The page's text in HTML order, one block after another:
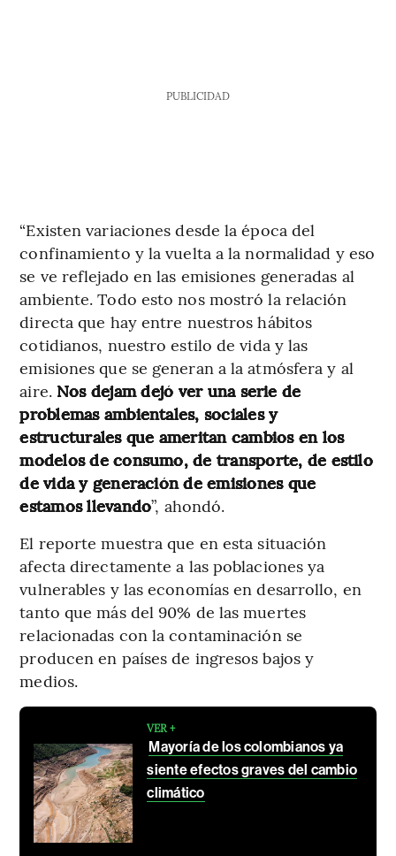
PUBLICIDAD
“Existen variaciones desde la época del
confinamiento y la vuelta a la normalidad y eso
se ve reflejado en las emisiones generadas al
ambiente. Todo esto nos mostró la relación
directa que hay entre nuestros hábitos
cotidianos, nuestro estilo de vida y las
emisiones que se generan a la atmósfera y al
aire. Nos dejam dejó ver una serie de
problemas ambientales, sociales y
estructurales que ameritan cambios en los
modelos de consumo, de transporte, de estilo
de vida y generación de emisiones que
estamos llevando”, ahondó.
El reporte muestra que en esta situación
afecta directamente a las poblaciones ya
vulnerables y las economías en desarrollo, en
tanto que más del 90% de las muertes
relacionadas con la contaminación se
producen en países de ingresos bajos y
medios.
VER +
Mayoría de los colombianos ya
siente efectos graves del cambio
climático